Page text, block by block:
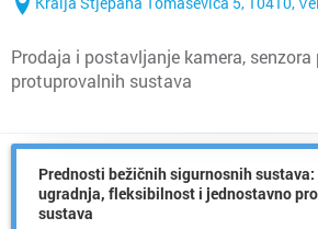
Prodaja i postavljanje kamera,
protuprovalnih sustava
Prednosti bežičnih sigurnosnih sustava:
ugradnja, fleksibilnost i jednostavno
sustava